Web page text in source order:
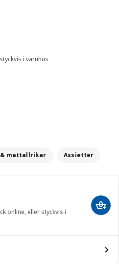
i varuhus
5 stjärnor. Totalt antal
mattallrikar Assietter
online, eller styckvis i
Lägg